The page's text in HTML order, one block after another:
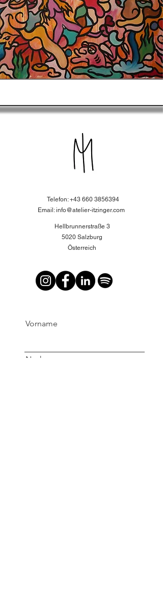
Kontakt
Telefon:+43 660 3856394
​Email: info@atelier-itzinger.com
Hellbrunnerstraße 3
5020 Salzburg
Österreich
Vorname
Nachname